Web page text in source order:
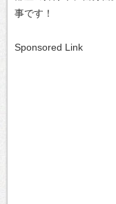
事です！
Sponsored Link